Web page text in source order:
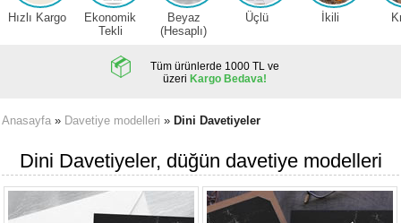
Düğün
Örnekleri
Zarfsız,
Hesaplı
Hızlı Kargo
Ekonomik
Tekli
Beyaz
(Hesaplı)
Üçlü İkili
Tüm ürünlerde 1000 TL ve
üzeri Kargo Bedava!
Anasayfa » Davetiye modelleri » Dini Davetiyeler
Dini Davetiyeler, düğün davetiye modelleri